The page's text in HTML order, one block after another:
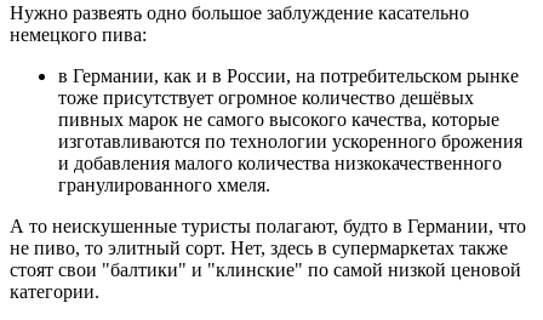
Нужно развеять одно большое заблуждение касательно
немецкого пива:
в Германии, как и в России, на потребительском рынке
тоже присутствует огромное количество дешёвых
пивных марок не самого высокого качества, которые
изготавливаются по технологии ускоренного брожения
и добавления малого количества низкокачественного
гранулированного хмеля.
А то неискушенные туристы полагают, будто в Германии, что
не пиво, то элитный сорт. Нет, здесь в супермаркетах также
стоят свои "балтики" и "клинские" по самой низкой ценовой
категории.